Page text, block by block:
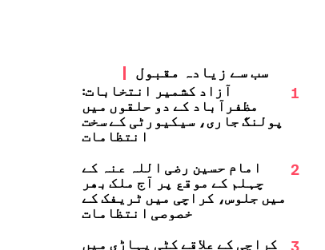
سب سے زیادہ مقبول
1
آزاد کشمیر انتخابات:
مظفرآباد کے دو حلقوں میں
پولنگ جاری، سیکیورٹی کے سخت
انتظامات
2
امام حسین رضی اللہ عنہ کے
چہلم کے موقع پر آج ملک بھر
میں جلوس، کراچی میں ٹریفک کے
خصوصی انتظامات
3
کراچی کے علاقے کٹی پہاڑی میں